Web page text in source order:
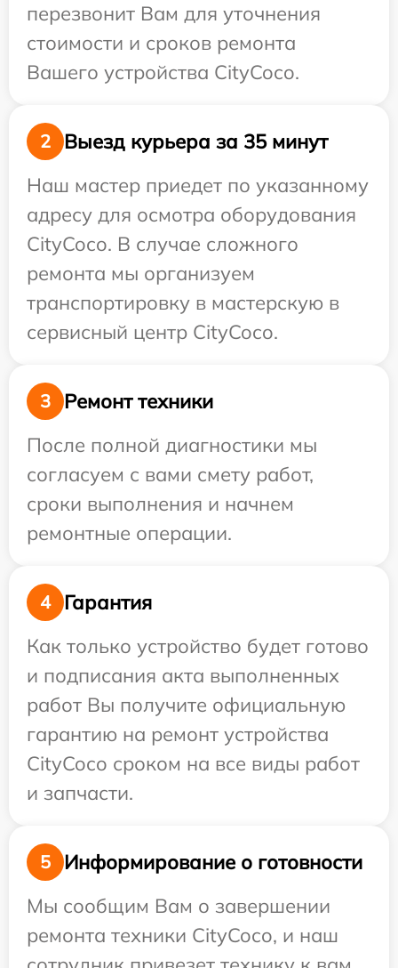
перезвонит Вам для уточнения
стоимости и сроков ремонта
Вашего устройства CityCoco.
2
Выезд курьера за 35 минут
Наш мастер приедет по указанному
адресу для осмотра оборудования
CityCoco. В случае сложного
ремонта мы организуем
транспортировку в мастерскую в
сервисный центр CityCoco.
3
Ремонт техники
После полной диагностики мы
согласуем с вами смету работ,
сроки выполнения и начнем
ремонтные операции.
4
Гарантия
Как только устройство будет готово
и подписания акта выполненных
работ Вы получите официальную
гарантию на ремонт устройства
CityCoco сроком на все виды работ
и запчасти.
5
Информирование о готовности
Мы сообщим Вам о завершении
ремонта техники CityCoco, и наш